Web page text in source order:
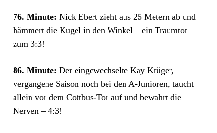
76. Minute: Nick Ebert zieht aus 25 Metern ab und
hämmert die Kugel in den Winkel – ein Traumtor
zum 3:3!
86. Minute: Der eingewechselte Kay Krüger,
vergangene Saison noch bei den A-Junioren, taucht
allein vor dem Cottbus-Tor auf und bewahrt die
Nerven – 4:3!